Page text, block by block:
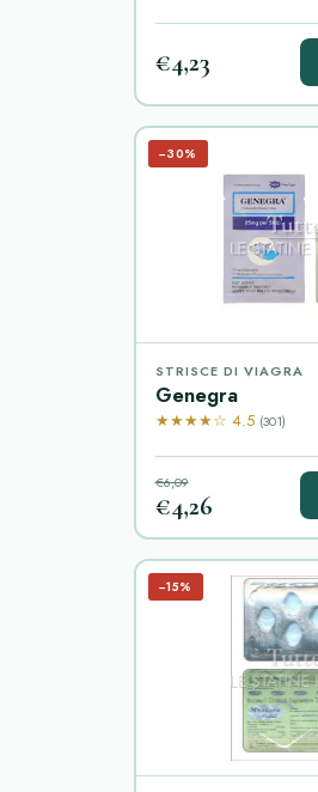
€4,23
−30%
STRISCE DI VIAGRA
Genegra
★★★★☆ 4.5 (301)
€6,09
€4,26
−15%